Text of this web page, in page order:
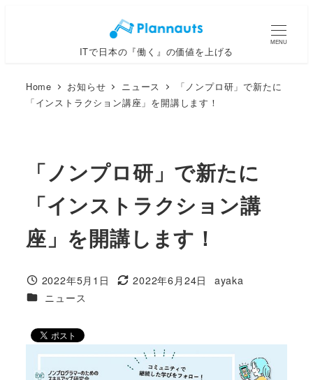
ITで日本の『働く』の価値を上げる
MENU
Home お知らせ ニュース
「ノンプロ研」で新たに
「インストラクション講座」を開講します！
「ノンプロ研」で新たに
「インストラクション講
座」を開講します！
投稿日
2022年5月1日
更新日
2022年6月24日
著
ayaka
カテゴリー
ニュース